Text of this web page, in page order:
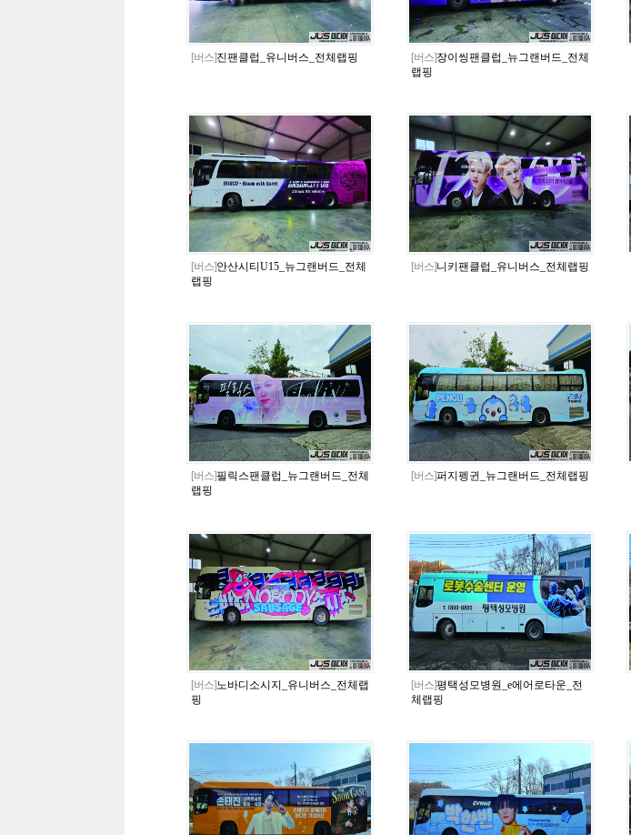
[버스]진팬클럽_유니버스_전체랩핑 [버스]장이씽팬클럽_뉴그랜버드_전체
랩핑
[버스]안산시티U15_뉴그랜버드_전체
랩핑
[버스]니키팬클럽_유니버스_전체랩핑
[버스]필릭스팬클럽_뉴그랜버드_전체
랩핑
[버스]퍼지펭귄_뉴그랜버드_전체랩핑
[버스]노바디소시지_유니버스_전체랩
핑
[버스]평택성모병원_e에어로타운_전
체랩핑